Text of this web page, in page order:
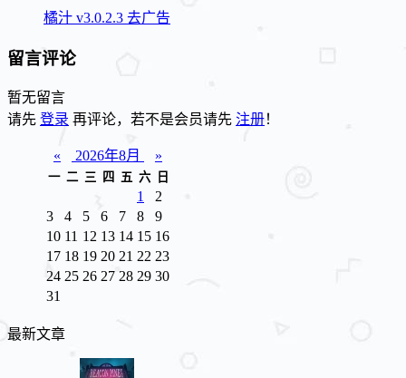
橘汁 v3.0.2.3 去广告
留言评论
暂无留言
请先 登录 再评论，若不是会员请先 注册！
« 2026年8月 »
一 二 三 四 五 六 日
1
2
3
4 5 6 7 8
9
10 11 12 13 14 15 16
17 18 19 20 21 22 23
24 25 26 27 28 29 30
31
最新文章